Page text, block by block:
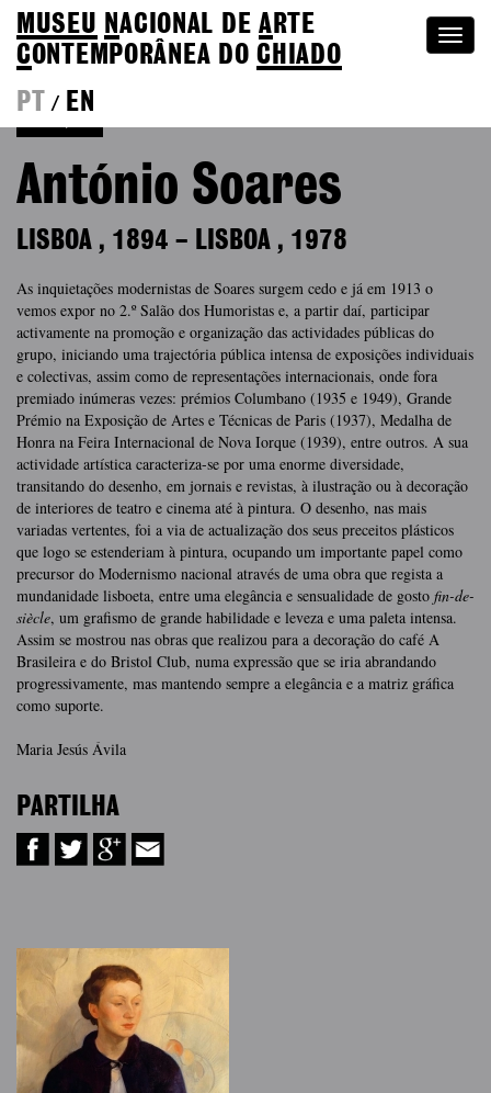
MUSEU NACIONAL DEA RTE
CONTEMPORÂNEA DOCHIADO
PT
/ EN
António Soares
LISBOA , 1894 – LISBOA , 1978
As inquietações modernistas de Soares surgem cedo e já em 1913 o
vemos expor no 2.º Salão dos Humoristas e, a partir daí, participar
activamente na promoção e organização das actividades públicas do
grupo, iniciando uma trajectória pública intensa de exposições individuais
e colectivas, assim como de representações internacionais, onde fora
premiado inúmeras vezes: prémios Columbano (1935 e 1949), Grande
Prémio na Exposição de Artes e Técnicas de Paris (1937), Medalha de
Honra na Feira Internacional de Nova Iorque (1939), entre outros. A sua
actividade artística caracteriza-se por uma enorme diversidade,
transitando do desenho, em jornais e revistas, à ilustração ou à decoração
de interiores de teatro e cinema até à pintura. O desenho, nas mais
variadas vertentes, foi a via de actualização dos seus preceitos plásticos
que logo se estenderiam à pintura, ocupando um importante papel como
precursor do Modernismo nacional através de uma obra que regista a
mundanidade lisboeta, entre uma elegância e sensualidade de gosto fin-de-
siècle, um grafismo de grande habilidade e leveza e uma paleta intensa.
Assim se mostrou nas obras que realizou para a decoração do café A
Brasileira e do Bristol Club, numa expressão que se iria abrandando
progressivamente, mas mantendo sempre a elegância e a matriz gráfica
como suporte.
Maria Jesús Ávila
PARTILHA